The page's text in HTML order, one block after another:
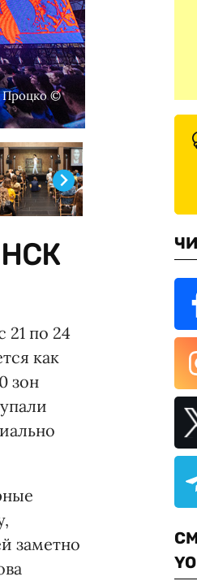
Процко ©
©
НСК
21 по 24
как
зон
заметно